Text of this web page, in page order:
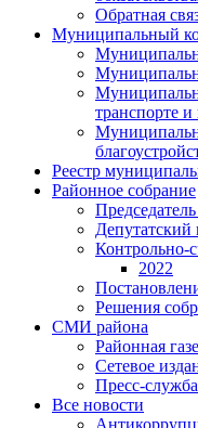
Обратная
Муниципальный
транспорте
Реестр
Районное собрание
Депутатский
Контрольно-
2022
Решения
СМИ района
Районная
Сетевое
Пресс-
Все новости